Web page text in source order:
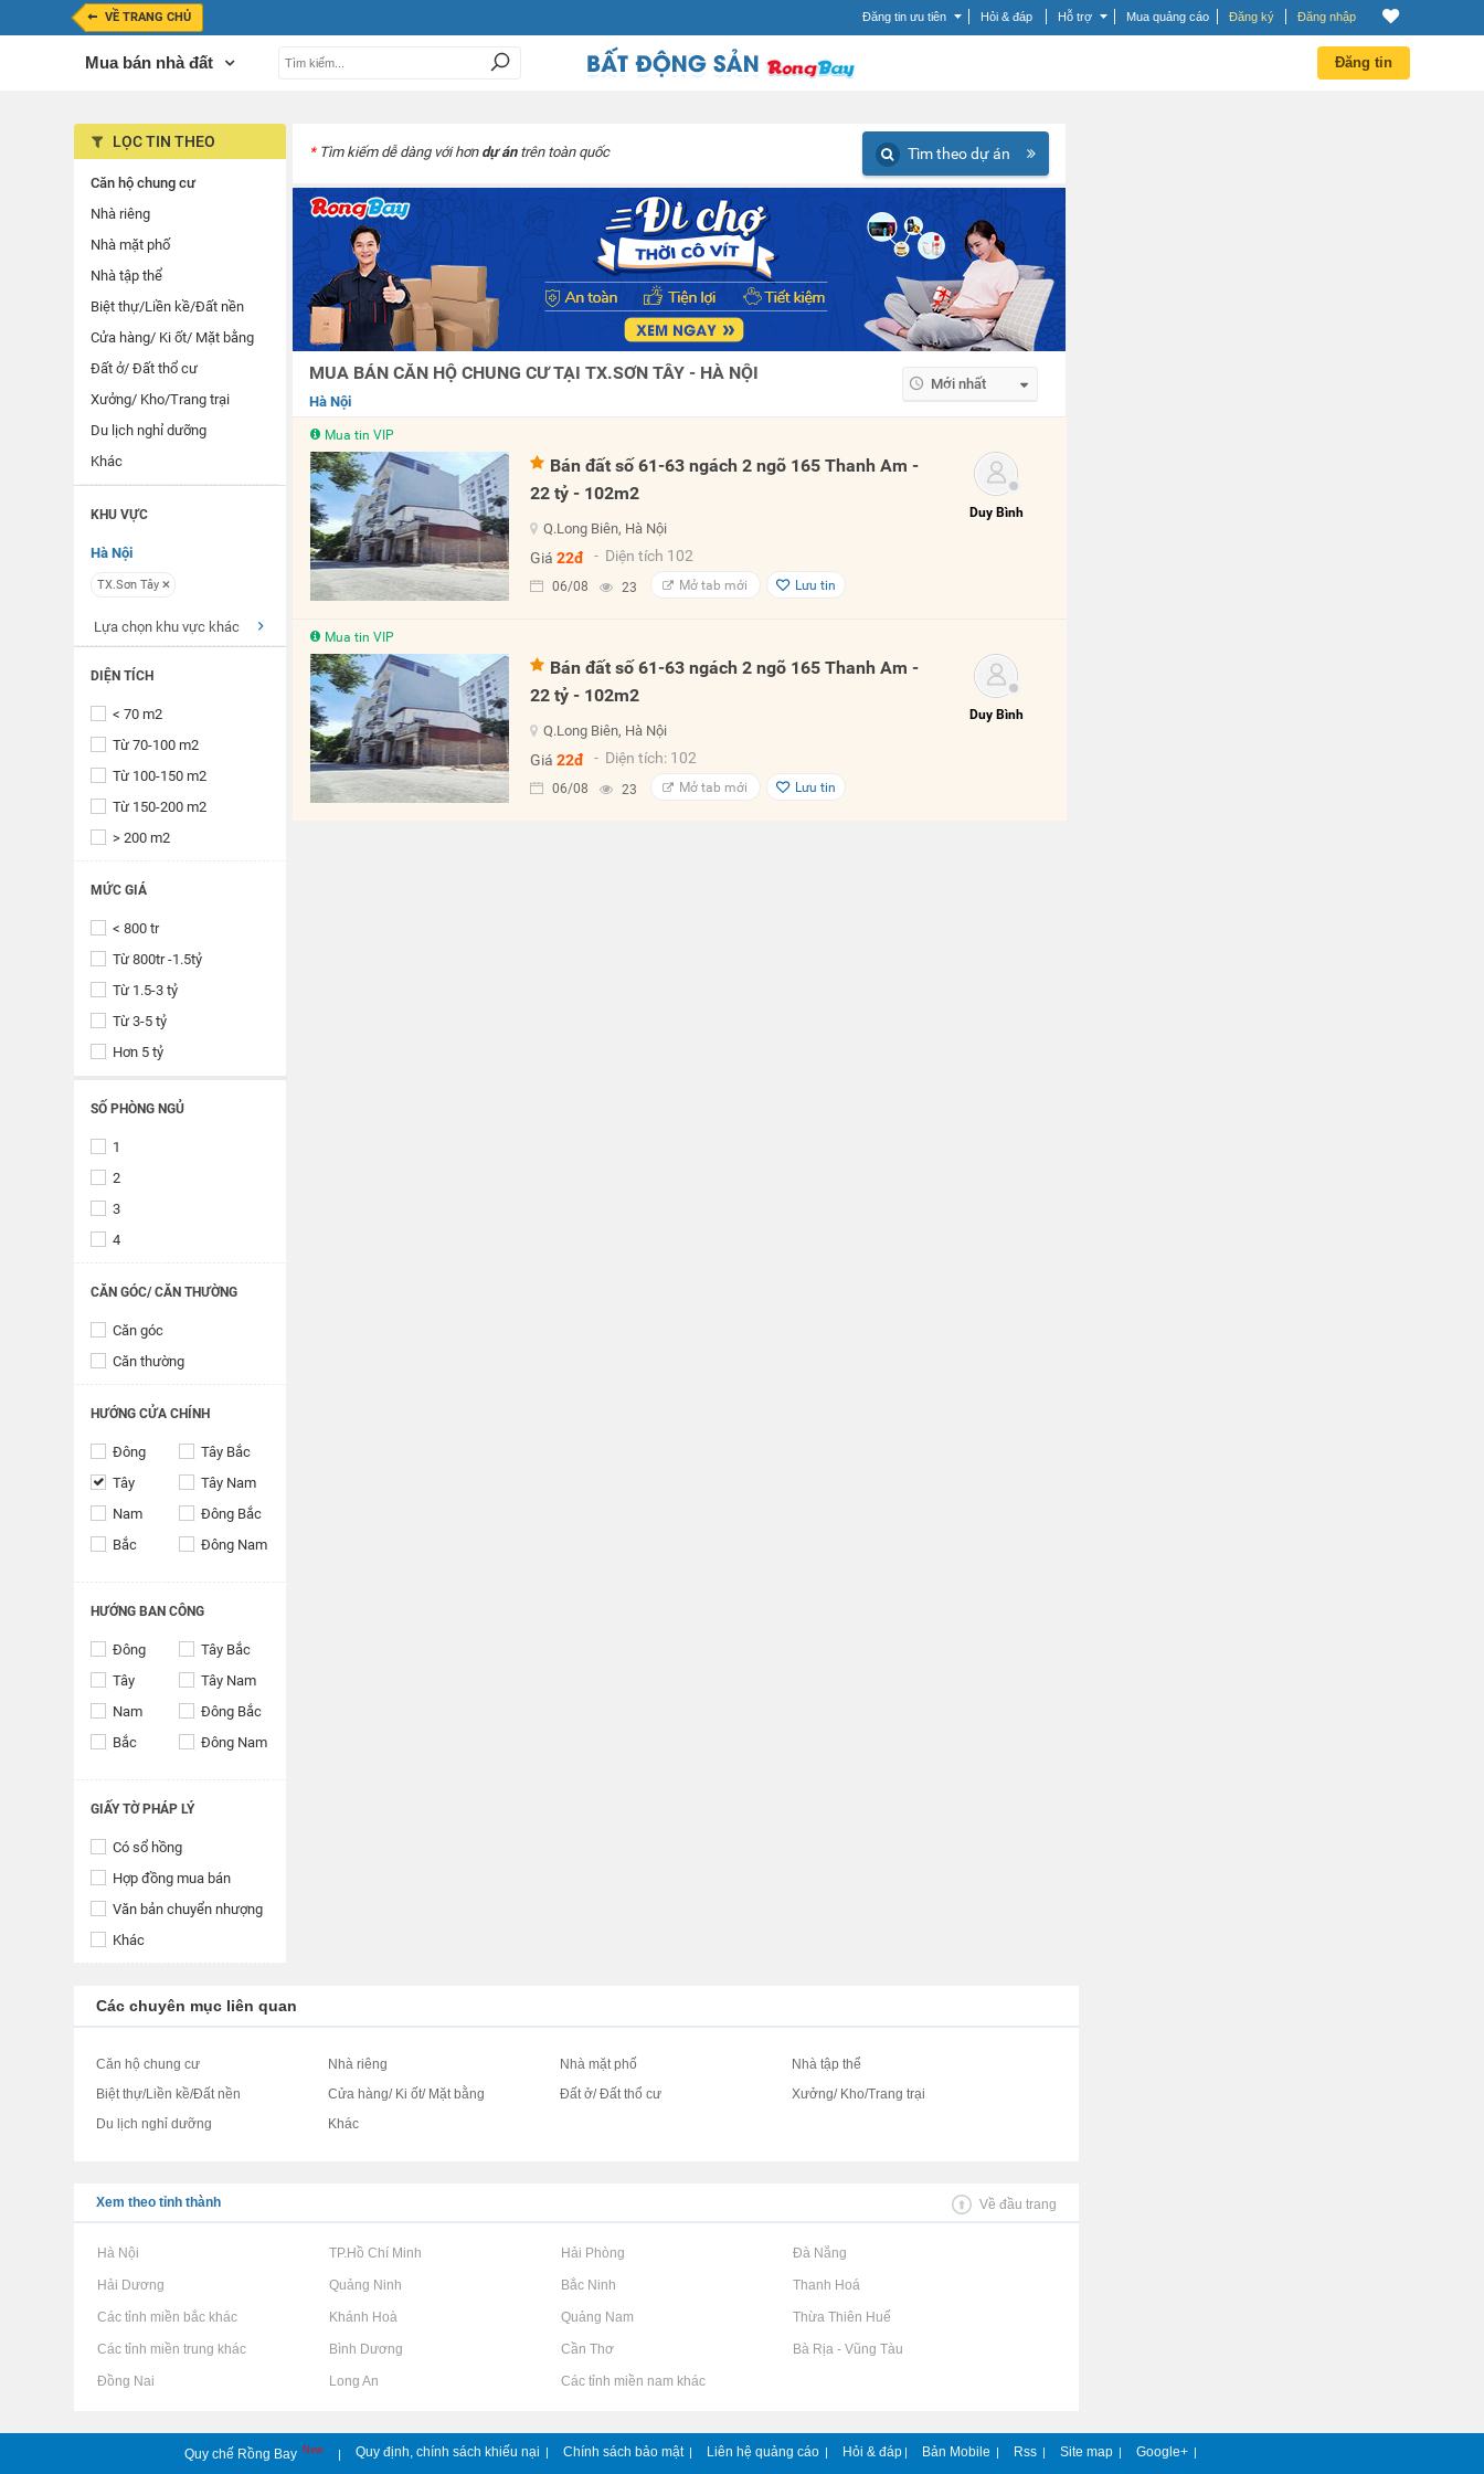
VỀ TRANG CHỦ Đăng tin ưu tiên Hỏi & đáp Hỗ trợ Mua quảng cáo Đăng ký Đăng nhập
Mua bán nhà đất Đăng tin
LỌC TIN THEO
Căn hộ chung cư
Nhà riêng
Nhà mặt phố
Nhà tập thể
Biệt thự/Liền kề/Đất nền
Cửa hàng/ Ki ốt/ Mặt bằng
Đất ở/ Đất thổ cư
Xưởng/ Kho/Trang trại
Du lịch nghỉ dưỡng
Khác
KHU VỰC
Hà Nội
TX.Sơn Tây
Lựa chọn khu vực khác
DIỆN TÍCH
< 70 m2
Từ 70-100 m2
Từ 100-150 m2
Từ 150-200 m2
> 200 m2
MỨC GIÁ
< 800 tr
Từ 800tr -1.5tỷ
Từ 1.5-3 tỷ
Từ 3-5 tỷ
Hơn 5 tỷ
SỐ PHÒNG NGỦ
1
2
3
4
CĂN GÓC/ CĂN THƯỜNG
Căn góc
Căn thường
HƯỚNG CỬA CHÍNH
Đông
Tây Bắc
Tây
Tây Nam
Nam
Đông Bắc
Bắc
Đông Nam
HƯỚNG BAN CÔNG
Đông
Tây Bắc
Tây
Tây Nam
Nam
Đông Bắc
Bắc
Đông Nam
GIẤY TỜ PHÁP LÝ
Có sổ hồng
Hợp đồng mua bán
Văn bản chuyển nhượng
Khác
* Tìm kiếm dễ dàng với hơn dự án trên toàn quốc Tìm theo dự án
MUA BÁN CĂN HỘ CHUNG CƯ TẠI TX.SƠN TÂY - HÀ NỘI
Hà Nội
Mới nhất
Giá tăng dần
Giá giảm dần
Mua tin VIP
Bán đất số 61-63 ngách 2 ngõ 165 Thanh Am -
22 tỷ - 102m2
Q.Long Biên, Hà Nội
Giá 22đ - Diện tích 102
06/08 23 Mở tab mới Lưu tin
Duy Bình
Mua tin VIP
Bán đất số 61-63 ngách 2 ngõ 165 Thanh Am -
22 tỷ - 102m2
Q.Long Biên, Hà Nội
Giá 22đ - Diện tích: 102
06/08 23 Mở tab mới Lưu tin
Duy Bình
Các chuyên mục liên quan
Căn hộ chung cư Nhà riêng Nhà mặt phố
Nhà tập thể
Biệt thự/Liền kề/Đất nền
Cửa hàng/ Ki ốt/ Mặt bằng Đất ở/ Đất thổ cư
Xưởng/ Kho/Trang trại
Du lịch nghỉ dưỡng
Khác
Xem theo tỉnh thành Về đầu trang
Rao vặt tại Hà Nội Rao vặt tại TP.Hồ Chí Minh Rao vặt tại Hải Phòng Rao vặt tại Đà Nẵng
Rao vặt tại Hải Dương Rao vặt tại Quảng Ninh Rao vặt tại Bắc Ninh Rao vặt tại Thanh Hoá
Rao vặt tại Các tỉnh miền bắc khác Rao vặt tại Khánh Hoà Rao vặt tại Quảng Nam Rao vặt tại Thừa Thiên Huế
Rao vặt tại Các tỉnh miền trung khác Rao vặt tại Bình Dương Rao vặt tại Cần Thơ Rao vặt tại Bà Rịa - Vũng Tàu
Rao vặt tại Đồng Nai Rao vặt tại Long An Rao vặt tại Các tỉnh miền nam khác
Quy chế Rồng Bay New | Quy định, chính sách khiếu nại | Chính sách bảo mật | Liên hệ quảng cáo | Hỏi & đáp | Bản Mobile | Rss | Site map | Google+ |